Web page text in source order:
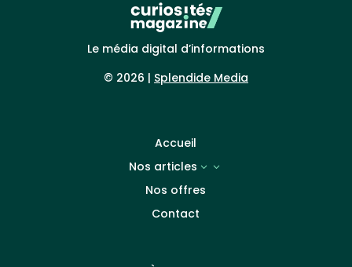
Le média digital d’informations
© 2026 | Splendide Media
Accueil
Nos articles
3
Nos offres
Contact